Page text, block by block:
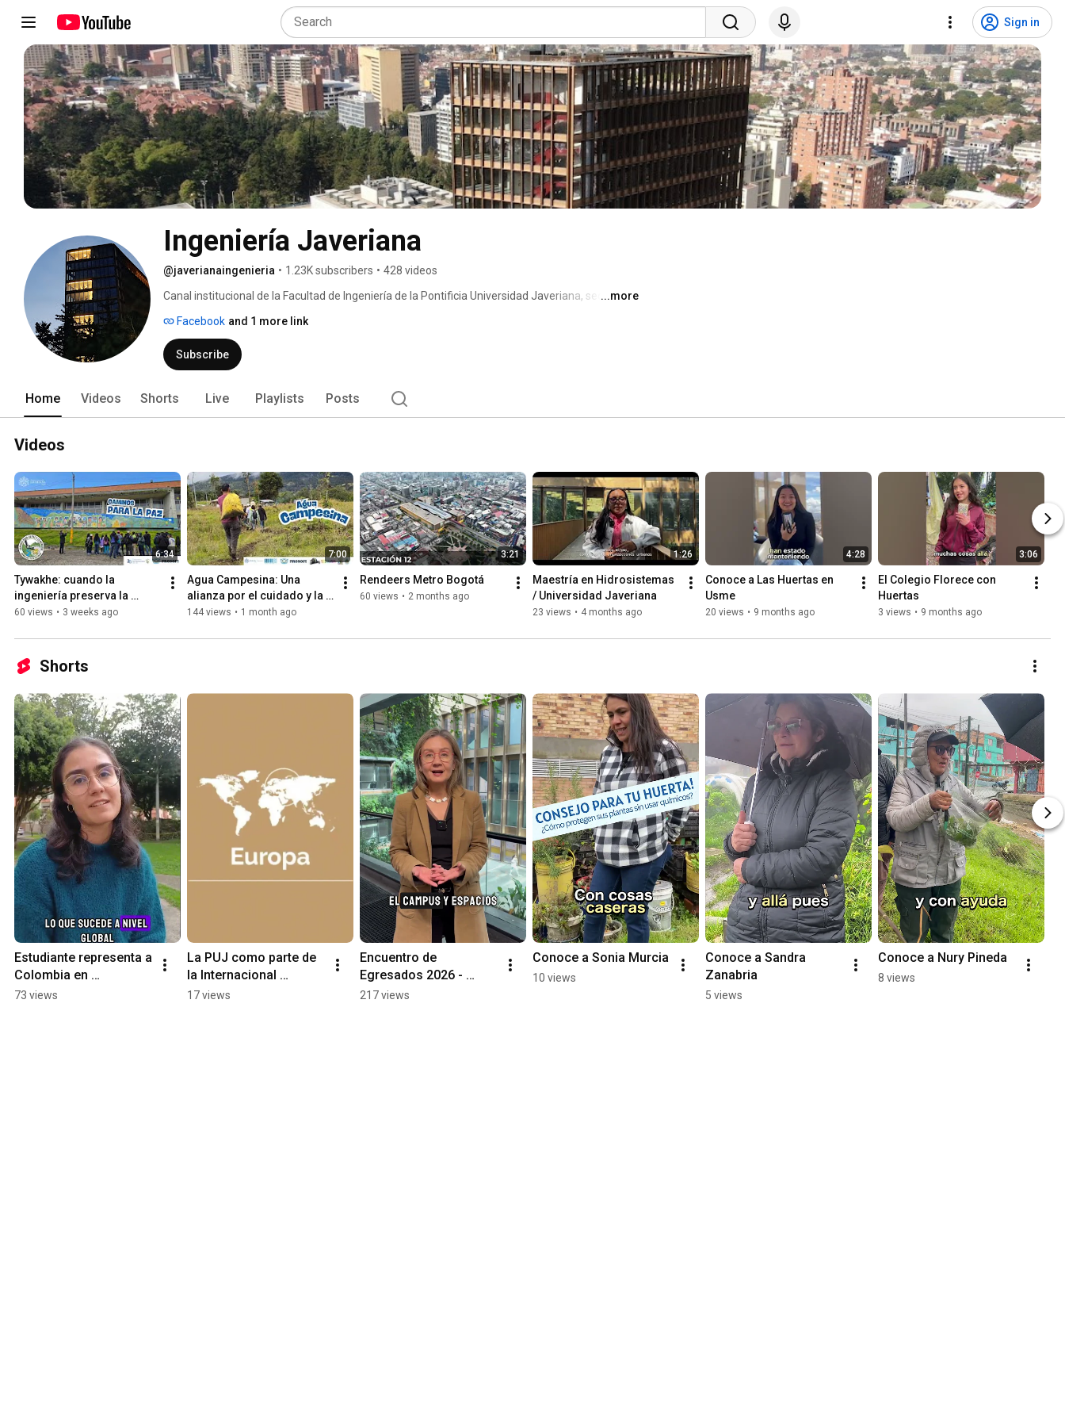
Sign in
Ingeniería Javeriana
@javerianaingenieria • 1.23K subscribers • 428 videos
Canal institucional de la Facultad de Ingeniería de la Pontificia Universidad Javeriana, sede ...more
Facebook and 1 more link
Subscribe
Home Videos Shorts Live Playlists Posts
Videos
6:34
Tywakhe: cuando la
ingeniería preserva la
memoria | Muros que tejen
60 views • 3 weeks ago
7:00
Agua Campesina: Una
alianza por el cuidado y la
gestión del agua en la ZRC
144 views • 1 month ago
3:21
Rendeers Metro Bogotá
60 views • 2 months ago
1:26
Maestría en Hidrosistemas
/ Universidad Javeriana
23 views • 4 months ago
4:28
Conoce a Las Huertas en
Usme
20 views • 9 months ago
3:06
El Colegio Florece con
Huertas
3 views • 9 months ago
Shorts
Estudiante representa a
Colombia en
conferencia
73 views
La PUJ como parte de
la Internacional
Association of Jesuits
17 views
Encuentro de
Egresados 2026 -
Universidad Javeriana
217 views
Conoce a Sonia Murcia
10 views
Conoce a Sandra
Zanabria
5 views
Conoce a Nury Pineda
8 views